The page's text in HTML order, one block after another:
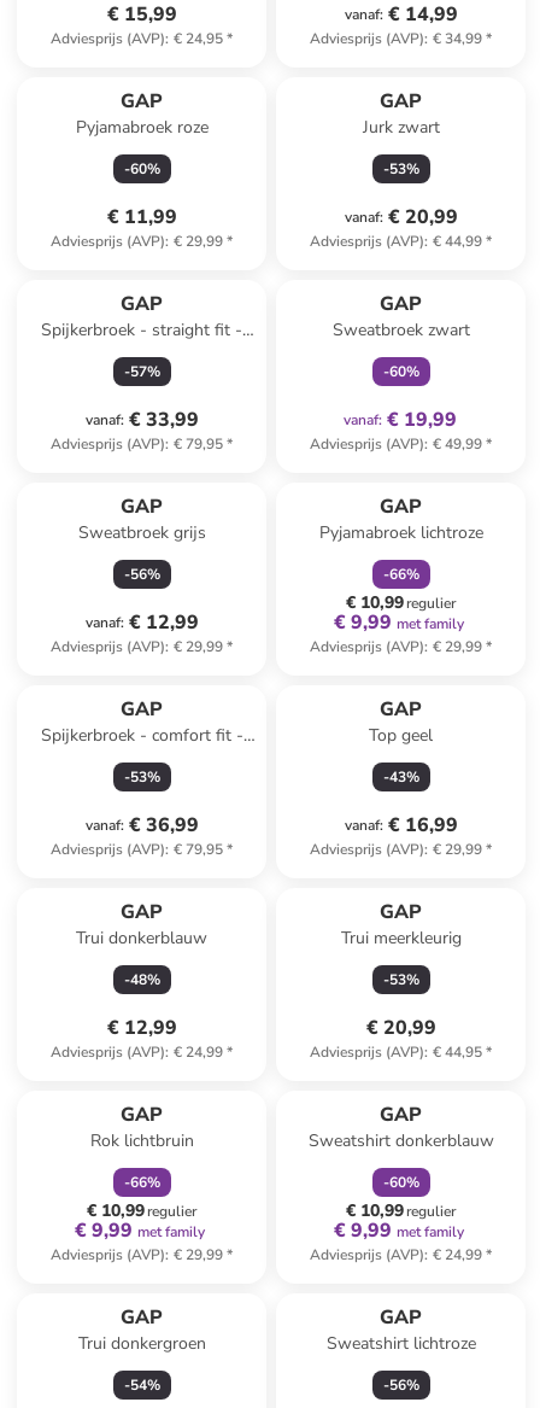
€ 15,99
Adviesprijs (AVP): € 24,95*
vanaf: € 14,99
Adviesprijs (AVP): € 34,99*
GAP
Pyjamabroek roze
-60%
€ 11,99
Adviesprijs (AVP): € 29,99*
GAP
Jurk zwart
-53%
vanaf: € 20,99
Adviesprijs (AVP): € 44,99*
GAP
Spijkerbroek - straight fit -
donkerblauw
-57%
vanaf: € 33,99
Adviesprijs (AVP): € 79,95*
GAP
Sweatbroek zwart
-60%
vanaf: € 19,99
Adviesprijs (AVP): € 49,99*
GAP
Sweatbroek grijs
-56%
vanaf: € 12,99
Adviesprijs (AVP): € 29,99*
GAP
Pyjamabroek lichtroze
-66%
€ 10,99regulier
€ 9,99 met family
Adviesprijs (AVP): € 29,99*
GAP
Spijkerbroek - comfort fit -
blauw
-53%
vanaf: € 36,99
Adviesprijs (AVP): € 79,95*
GAP
Top geel
-43%
vanaf: € 16,99
Adviesprijs (AVP): € 29,99*
GAP
Trui donkerblauw
-48%
€ 12,99
Adviesprijs (AVP): € 24,99*
GAP
Trui meerkleurig
-53%
€ 20,99
Adviesprijs (AVP): € 44,95*
GAP
Rok lichtbruin
-66%
€ 10,99regulier
€ 9,99 met family
Adviesprijs (AVP): € 29,99*
GAP
Sweatshirt donkerblauw
-60%
€ 10,99regulier
€ 9,99 met family
Adviesprijs (AVP): € 24,99*
GAP
Trui donkergroen
-54%
GAP
Sweatshirt lichtroze
-56%